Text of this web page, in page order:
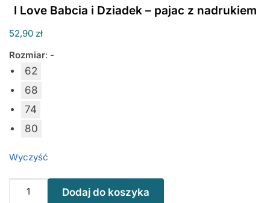
I Love Babcia i Dziadek – pajac z nadrukiem
52,90 zł
Rozmiar: -
62
68
74
80
Wyczyść
Dodaj do koszyka